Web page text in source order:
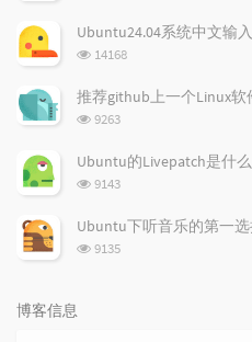
次
浏
次
数:
14168
推荐github上一个Linux
浏
次
9263
Ubuntu的Livepatch是什
浏
次
9143
浏
9135
博客信息